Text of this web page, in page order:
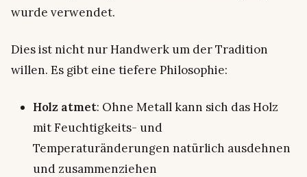
wurde verwendet.
Dies ist nicht nur Handwerk um der Tradition
willen. Es gibt eine tiefere Philosophie:
Holz atmet: Ohne Metall kann sich das Holz
mit Feuchtigkeits- und
Temperaturänderungen natürlich ausdehnen
und zusammenziehen